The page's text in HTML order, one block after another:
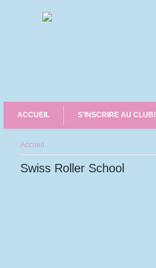
ACCUEIL S'INSCRIRE AU CLUB!
Vous êtes ici
Accueil
Swiss Roller School